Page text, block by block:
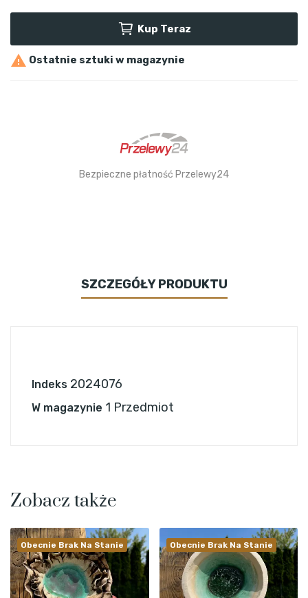
Kup Teraz
 Ostatnie sztuki w magazynie
Bezpieczne płatność Przelewy24
SZCZEGÓŁY PRODUKTU
Indeks 2024076
W magazynie 1 Przedmiot
Zobacz także
Obecnie Brak Na Stanie Obecnie Brak Na Stanie